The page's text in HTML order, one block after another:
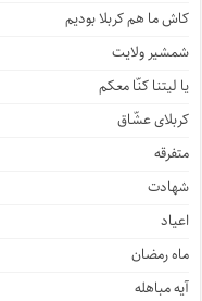
کاش ما هم کربلا بودیم
شمشیر ولایت
یا لیتنا کنّا معکم
کربلای عشّاق
متفرقه
شهادت
اعیاد
ماه رمضان
آیه مباهله